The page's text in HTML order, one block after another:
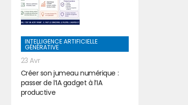
INTELLIGENCE ARTIFICIELLE
GÉNÉRATIVE
23 Avr
Créer son jumeau numérique :
passer de l’IA gadget à l’IA
productive